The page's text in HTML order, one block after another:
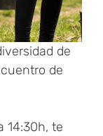
de
de
14:30h, te